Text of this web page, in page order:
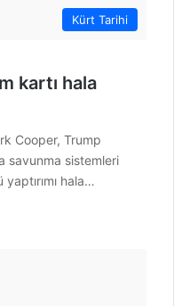
Kürt Tarihi
kartı hala
Cooper, Trump
savunma sistemleri
hala…